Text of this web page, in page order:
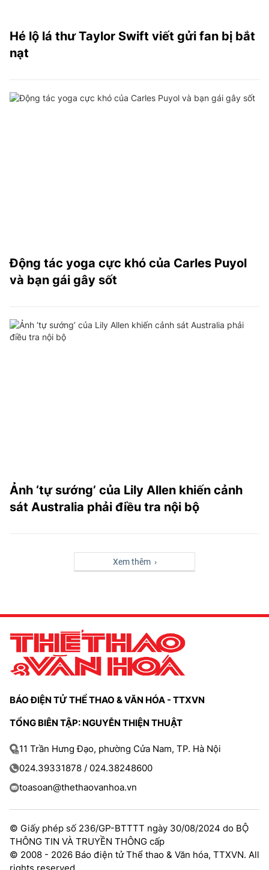
Hé lộ lá thư Taylor Swift viết gửi fan bị bắt
nạt
Động tác yoga cực khó của Carles Puyol
và bạn gái gây sốt
Ảnh ‘tự sướng’ của Lily Allen khiến cảnh
sát Australia phải điều tra nội bộ
Xem thêm ›
BÁO ĐIỆN TỬ THỂ THAO & VĂN HÓA - TTXVN
TỔNG BIÊN TẬP: NGUYỄN THIỆN THUẬT
11 Trần Hưng Đạo, phường Cửa Nam, TP. Hà Nội
024.39331878 / 024.38248600
toasoan@thethaovanhoa.vn
© Giấy phép số 236/GP-BTTTT ngày 30/08/2024 do BỘ
THÔNG TIN VÀ TRUYỀN THÔNG cấp
© 2008 - 2026 Báo điện tử Thể thao & Văn hóa, TTXVN. All